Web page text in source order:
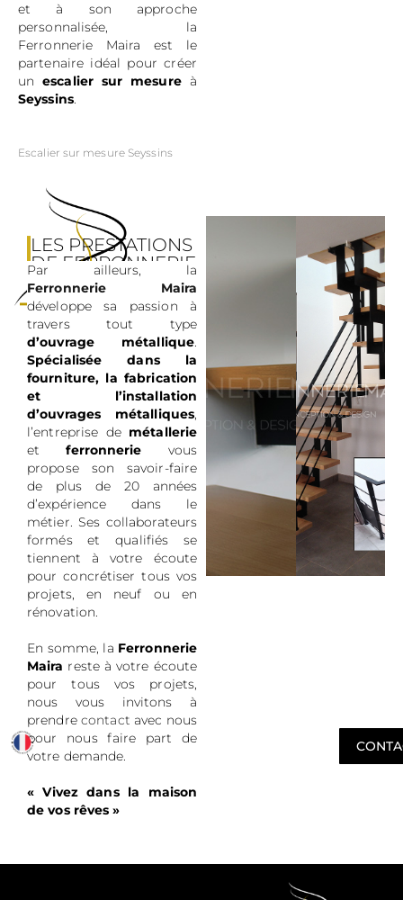
et à son approche
personnalisée, la
Ferronnerie Maira est le
partenaire idéal pour créer
unescalier sur mesureà
Seyssins.
Escalier sur mesure Seyssins
LES PRESTATIONS
DE FERRONNERIE
MAIRA
Par ailleurs, la
Ferronnerie Maira
développe sa passion à
travers tout type
d’ouvrage métallique.
Spécialisée dans la
fourniture, la fabrication
et l’installation
d’ouvrages métalliques,
l’entreprise de métallerie
etferronnerie vous
propose son savoir-faire
de plus de 20 années
d’expérience dans le
métier. Ses collaborateurs
formés et qualifiés se
tiennent à votre écoute
pour concrétiser tous vos
projets, en neuf ou en
rénovation.
En somme, la Ferronnerie
Maira reste à votre écoute
pour tous vos projets,
nous vous invitons à
prendre contact avec nous
pour nous faire part de
votre demande.
« Vivez dans la maison
de vos rêves »